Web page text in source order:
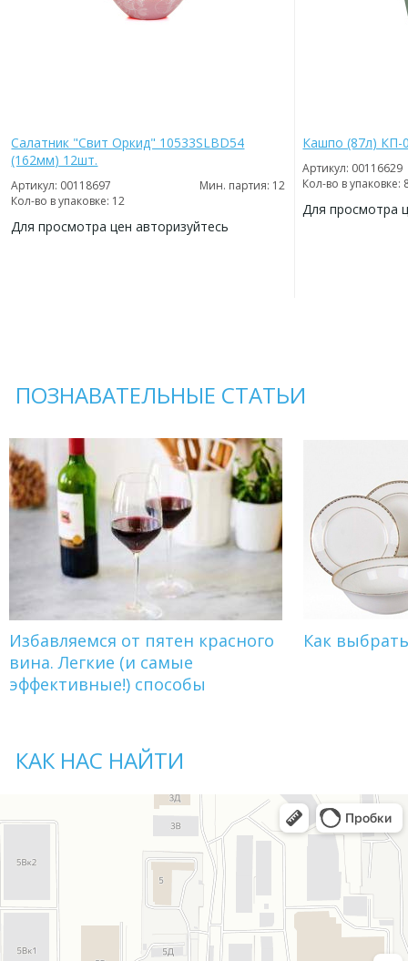
Салатник "Свит Оркид" 10533SLBD54
(162мм) 12шт.
Артикул: 00118697
Мин. партия: 12
Кол-во в упаковке: 12
Для просмотра цен авторизуйтесь
Кашпо (87л) КП-
Артикул: 00116629
Кол-во в упаковке:
Для просмотра
ПОЗНАВАТЕЛЬНЫЕ СТАТЬИ
Избавляемся от пятен красного
вина. Легкие (и самые
эффективные!) способы
Как
КАК НАС НАЙТИ